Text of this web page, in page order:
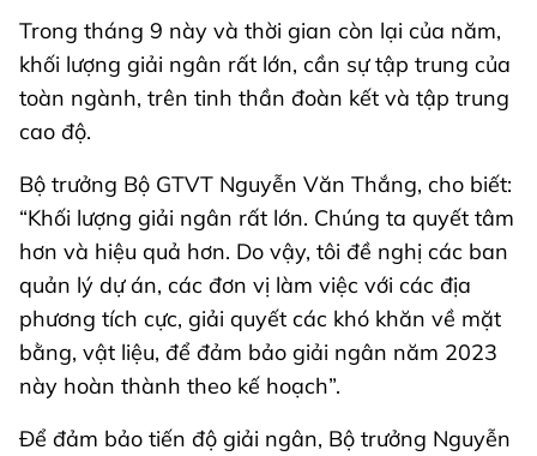
Trong tháng 9 này và thời gian còn lại của năm,
khối lượng giải ngân rất lớn, cần sự tập trung của
toàn ngành, trên tinh thần đoàn kết và tập trung
cao độ.
Bộ trưởng Bộ GTVT Nguyễn Văn Thắng, cho biết:
“Khối lượng giải ngân rất lớn. Chúng ta quyết tâm
hơn và hiệu quả hơn. Do vậy, tôi đề nghị các ban
quản lý dự án, các đơn vị làm việc với các địa
phương tích cực, giải quyết các khó khăn về mặt
bằng, vật liệu, để đảm bảo giải ngân năm 2023
này hoàn thành theo kế hoạch”.
Để đảm bảo tiến độ giải ngân, Bộ trưởng Nguyễn